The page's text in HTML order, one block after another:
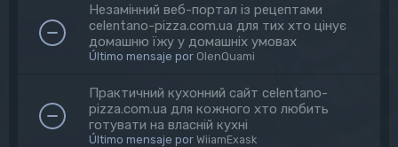
Незамінний веб-портал із рецептами
celentano-pizza.com.ua для тих хто цінує
домашню їжу у домашніх умовах
Último mensaje por OlenQuami
Практичний кухонний сайт celentano-
pizza.com.ua для кожного хто любить
готувати на власній кухні
Último mensaje por WiiamExask